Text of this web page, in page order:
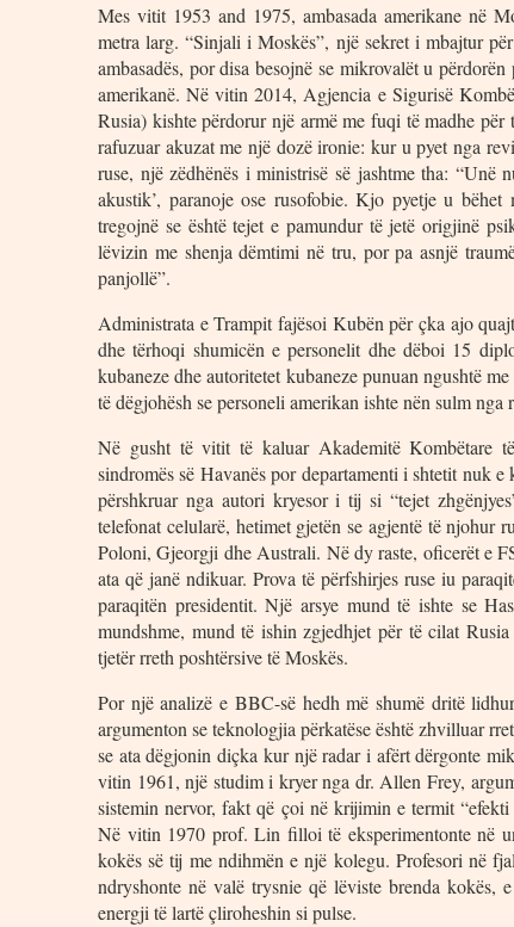
Mes vitit 1953 and 1975, ambasada amerikane në
metra larg. “Sinjali i Moskës”, një sekret i mbajtur
ambasadës, por disa besojnë se mikrovalët u
amerikanë. Në vitin 2014, Agjencia e Sigurisë
Rusia) kishte përdorur një armë me fuqi të madhe
rafuzuar akuzat me një dozë ironie: kur u pyet nga
ruse, një zëdhënës i ministrisë së jashtme tha: “Unë
akustik’, paranoje ose rusofobie. Kjo pyetje u
tregojnë se është tejet e pamundur të jetë origjinë
lëvizin me shenja dëmtimi në tru, por pa asnjë
panjollë”.
Administrata e Trampit fajësoi Kubën për çka ajo
dhe tërhoqi shumicën e personelit dhe dëboi 15
kubaneze dhe autoritetet kubaneze punuan ngushtë
të dëgjohësh se personeli amerikan ishte nën sulm
Në gusht të vitit të kaluar Akademitë Kombëtare
sindromës së Havanës por departamenti i shtetit nuk
përshkruar nga autori kryesor i tij si “tejet
telefonat celularë, hetimet gjetën se agjentë të njohur
Poloni, Gjeorgji dhe Australi. Në dy raste, oficerët e
ata që janë ndikuar. Prova të përfshirjes ruse iu
paraqitën presidentit. Një arsye mund të ishte se
mundshme, mund të ishin zgjedhjet për të cilat
tjetër rreth poshtërsive të Moskës.
Por një analizë e BBC-së hedh më shumë dritë
argumenton se teknologjia përkatëse është zhvilluar
se ata dëgjonin diçka kur një radar i afërt dërgonte
vitin 1961, një studim i kryer nga dr. Allen Frey,
sistemin nervor, fakt që çoi në krijimin e termit
Në vitin 1970 prof. Lin filloi të eksperimentonte në
kokës së tij me ndihmën e një kolegu. Profesori në
ndryshonte në valë trysnie që lëviste brenda
energji të lartë çliroheshin si pulse.